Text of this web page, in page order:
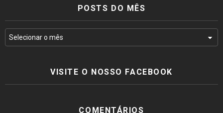
POSTS DO MÊS
VISITE O NOSSO FACEBOOK
COMENTÁRIOS